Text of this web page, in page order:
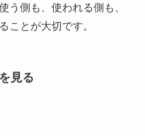
う側も、使われる側も、
ことが大切です。
見る